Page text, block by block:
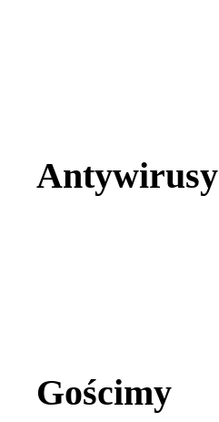
Antywirusy
Gościmy